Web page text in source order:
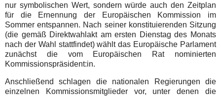
nur symbolischen Wert, sondern würde auch den Zeitplan
für die Ernennung der Europäischen Kommission im
Sommer entspannen. Nach seiner konstituierenden Sitzung
(die gemäß Direktwahlakt am ersten Dienstag des Monats
nach der Wahl stattfindet) wählt das Europäische Parlament
zunächst die vom Europäischen Rat nominierten
Kommissionspräsident:in.
Anschließend schlagen die nationalen Regierungen die
einzelnen Kommissionsmitglieder vor, unter denen die